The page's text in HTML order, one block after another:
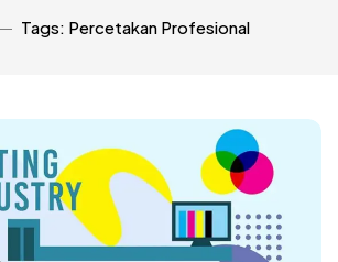
Tags: Percetakan Profesional